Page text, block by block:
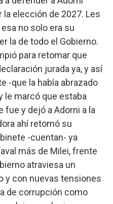
elección de 2027. Les
no solo era su
la de todo el Gobierno.
para retomar que
jurada ya, y así
-que la había abrazado
le marcó que estaba
fue y dejó a Adorni a la
ahí retomó su
-cuentan- ya
más de Milei, frente
atraviesa un
y con nuevas tensiones
de corrupción como